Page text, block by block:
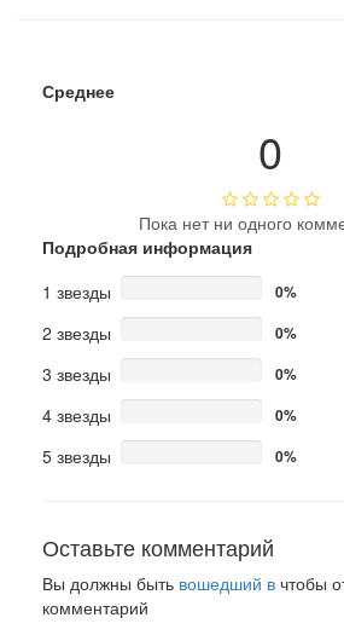
Среднее
0
Пока нет ни одного
Подробная информация
1 звезды
0%
2 звезды 0%
3 звезды 0%
4 звезды 0%
5 звезды 0%
Оставьте комментарий
Вы должны быть вошедший в чтобы
комментарий